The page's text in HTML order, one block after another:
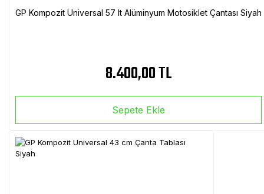
GP Kompozit Universal 57 lt Alüminyum Motosiklet Çantası Siyah
8.400,00 TL
Sepete Ekle